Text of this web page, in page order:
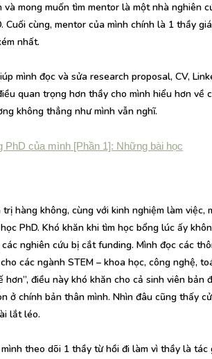
mong muốn tìm mentor là một nhà nghiên
Cuối cùng, mentor của mình chính là 1 thầy
nhất.
mình đọc và sửa research proposal, CV,
quan trọng hơn thầy cho mình hiểu hơn về
không thẳng như mình vẫn nghĩ.
PhD của mình [Phần 1]: Những bài học
hàng không, cùng với kinh nghiệm làm việc,
PhD. Khó khăn khi tìm học bổng lúc ấy
nghiên cứu bị cắt funding. Mình đọc các
các ngành STEM – khoa học, công nghệ,
hơn”, điều này khó khăn cho cả sinh viên bản
ở chính bản thân mình. Nhìn đâu cũng thấy
lắt léo.
theo dõi 1 thầy từ hồi đi làm vì thầy là